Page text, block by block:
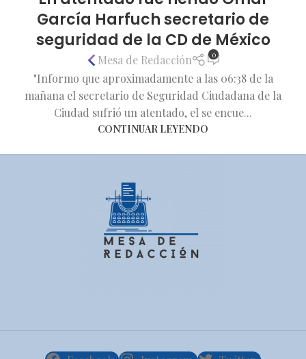
García Harfuch secretario de
seguridad de la CD de México
Mesa de Redacción 0
"Informo que aproximadamente a las 06:38 de la
mañana el secretario de Seguridad Ciudadana de la
Ciudad sufrió un atentado, el se encue...
CONTINUAR LEYENDO